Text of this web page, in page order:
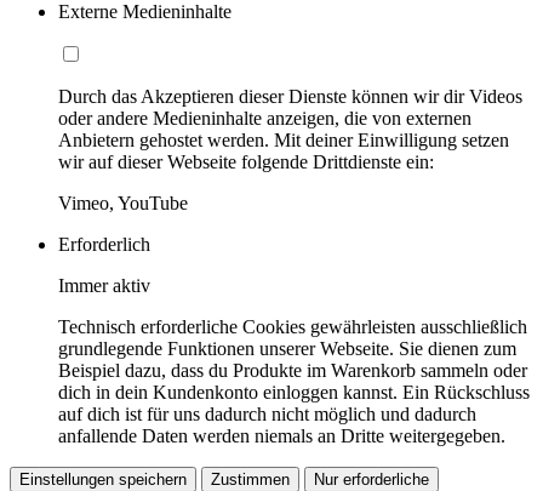
Externe Medieninhalte
Durch das Akzeptieren dieser Dienste können wir dir Videos
oder andere Medieninhalte anzeigen, die von externen
Anbietern gehostet werden. Mit deiner Einwilligung setzen
wir auf dieser Webseite folgende Drittdienste ein:
Vimeo, YouTube
Erforderlich
Immer aktiv
Technisch erforderliche Cookies gewährleisten ausschließlich
grundlegende Funktionen unserer Webseite. Sie dienen zum
Beispiel dazu, dass du Produkte im Warenkorb sammeln oder
dich in dein Kundenkonto einloggen kannst. Ein Rückschluss
auf dich ist für uns dadurch nicht möglich und dadurch
anfallende Daten werden niemals an Dritte weitergegeben.
Einstellungen speichern Zustimmen Nur erforderliche